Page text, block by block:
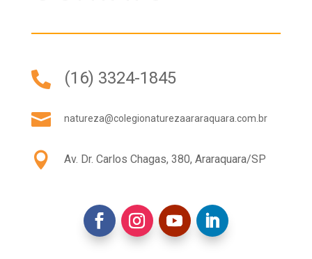
 (16) 3324-1845
 natureza@colegionaturezaararaquara.com.br
 Av. Dr. Carlos Chagas, 380, Araraquara/SP